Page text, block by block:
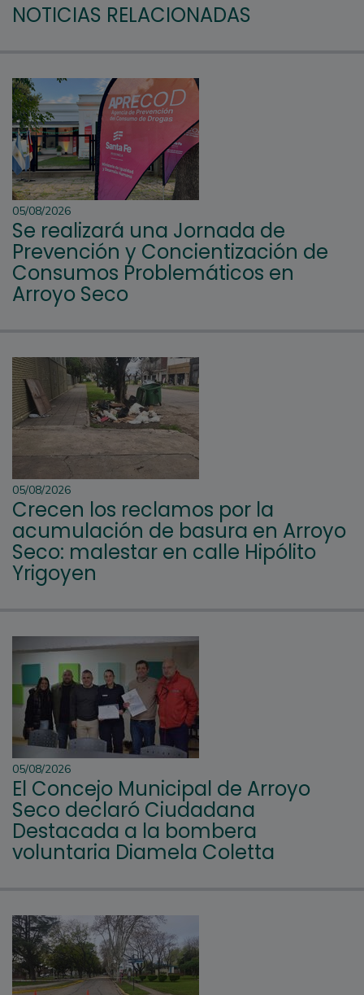
NOTICIAS RELACIONADAS
05/08/2026
Se realizará una Jornada de
Prevención y Concientización de
Consumos Problemáticos en
Arroyo Seco
05/08/2026
Crecen los reclamos por la
acumulación de basura en Arroyo
Seco: malestar en calle Hipólito
Yrigoyen
05/08/2026
El Concejo Municipal de Arroyo
Seco declaró Ciudadana
Destacada a la bombera
voluntaria Diamela Coletta